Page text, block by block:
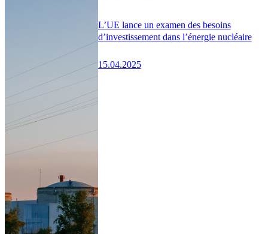
L’UE lance un examen des besoins
d’investissement dans l’énergie nucléaire
15.04.2025